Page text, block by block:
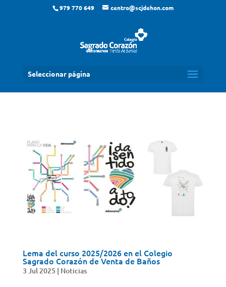
979 770 649 centro@scjdehon.com
Seleccionar página
Lema del curso 2025/2026 en el Colegio
Sagrado Corazón de Venta de Baños
3 Jul 2025 | Noticias